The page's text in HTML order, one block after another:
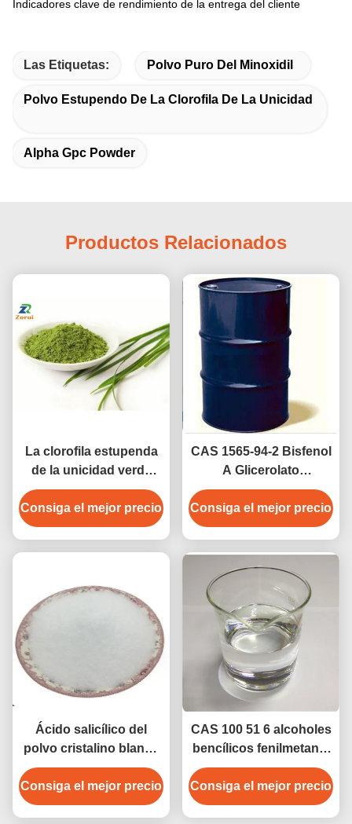
Indicadores clave de rendimiento de la entrega del cliente
Las Etiquetas: Polvo Puro Del Minoxidil
Polvo Estupendo De La Clorofila De La Unicidad
Alpha Gpc Powder
Productos Relacionados
La clorofila estupenda
de la unicidad verde
orgánica pulveriza CAS
1406-65-1
Consiga el mejor precio
CAS 1565-94-2 Bisfenol
A Glicerolato
Dimetacrilato
Selladores dentales Bis-
GMA Bisfenol A-Glicidil
Consiga el mejor precio
Ácido salicílico del
polvo cristalino blanco
de CAS 69-72-7 para el
tratamiento de la caspa
Consiga el mejor precio
CAS 100 51 6 alcoholes
bencílicos fenilmetanol
solvente y bencilalkohol
conservante
Consiga el mejor precio